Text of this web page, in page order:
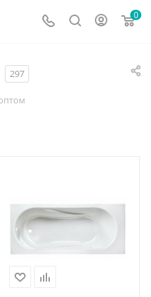
0
297